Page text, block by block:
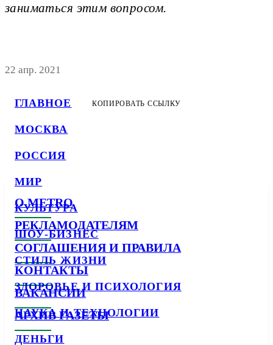
ГЛАВНОЕ
МОСКВА
РОССИЯ
МИР
КУЛЬТУРА
ШОУ-БИЗНЕС
СТИЛЬ ЖИЗНИ
ЗДОРОВЬЕ И ПСИХОЛОГИЯ
НАУКА И ТЕХНОЛОГИИ
ДЕНЬГИ
заниматься этим вопросом.
22 апр. 2021
КОПИРОВАТЬ ССЫЛКУ
О METRO
РЕКЛАМОДАТЕЛЯМ
СОГЛАШЕНИЯ И ПРАВИЛА
КОНТАКТЫ
ВАКАНСИИ
АРХИВ ГАЗЕТЫ